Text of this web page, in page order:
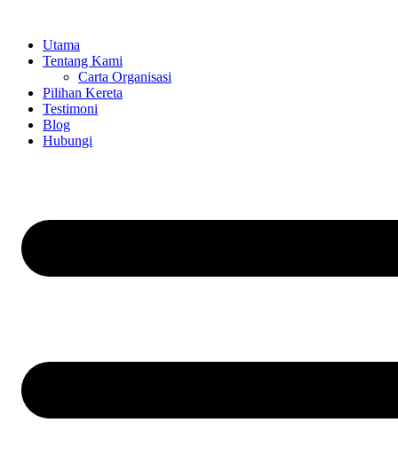
contentUtama
Tentang Kami
Carta Organisasi
Pilihan Kereta
Testimoni
Blog
Hubungi